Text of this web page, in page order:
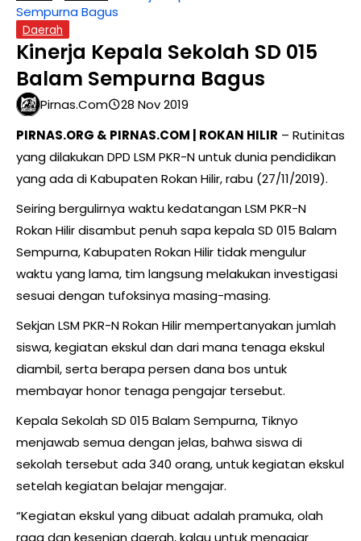
Sempurna Bagus
Daerah
Kinerja Kepala Sekolah SD 015
Balam Sempurna Bagus
Pirnas.com
28 Nov 2019
PIRNAS.ORG & PIRNAS.COM | ROKAN HILIR – Rutinitas
yang dilakukan DPD LSM PKR-N untuk dunia pendidikan
yang ada di Kabupaten Rokan Hilir, rabu (27/11/2019).
Seiring bergulirnya waktu kedatangan LSM PKR-N
Rokan Hilir disambut penuh sapa kepala SD 015 Balam
Sempurna, Kabupaten Rokan Hilir tidak mengulur
waktu yang lama, tim langsung melakukan investigasi
sesuai dengan tufoksinya masing-masing.
Sekjan LSM PKR-N Rokan Hilir mempertanyakan jumlah
siswa, kegiatan ekskul dan dari mana tenaga ekskul
diambil, serta berapa persen dana bos untuk
membayar honor tenaga pengajar tersebut.
Kepala Sekolah SD 015 Balam Sempurna, Tiknyo
menjawab semua dengan jelas, bahwa siswa di
sekolah tersebut ada 340 orang, untuk kegiatan ekskul
setelah kegiatan belajar mengajar.
“Kegiatan ekskul yang dibuat adalah pramuka, olah